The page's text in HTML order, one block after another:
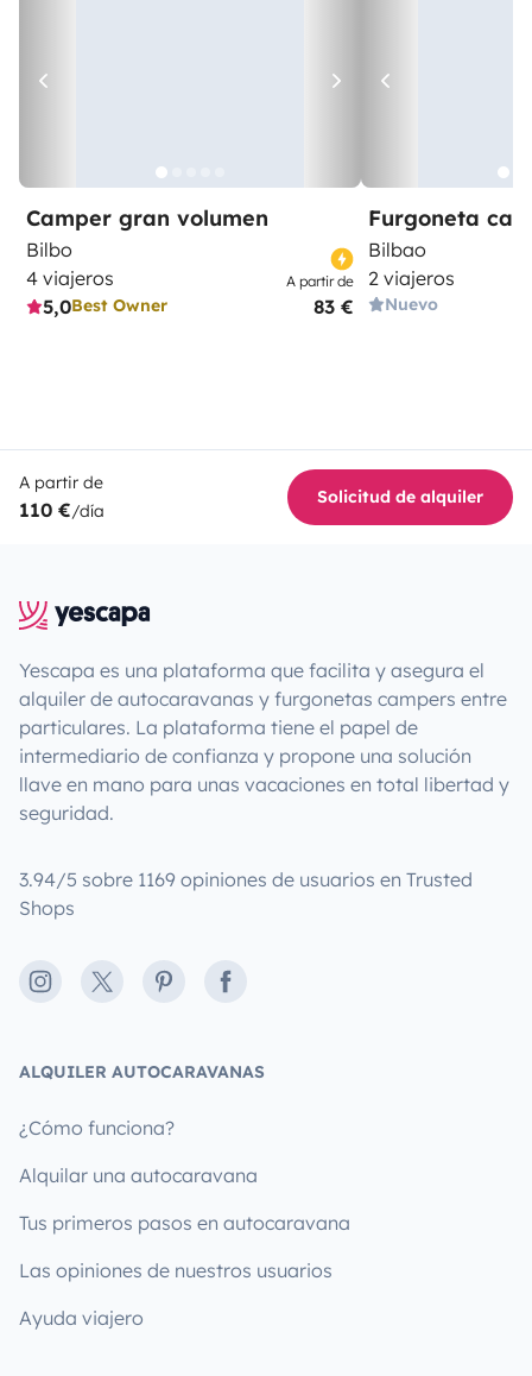
Camper gran volumen
Bilbo
4 viajeros
5,0Best Owner
A partir de
83 €
Furgoneta
Bilbao
2 viajeros
Nuevo
A partir de
110 €/día
Solicitud de alquiler
Yescapa es una plataforma que facilita y asegura el
alquiler de autocaravanas y furgonetas campers entre
particulares. La plataforma tiene el papel de
intermediario de confianza y propone una solución
llave en mano para unas vacaciones en total libertad y
seguridad.
3.94/5 sobre 1169 opiniones de usuarios en Trusted
Shops
Instagram
X PinterestFacebook
ALQUILER AUTOCARAVANAS
¿Cómo funciona?
Alquilar una autocaravana
Tus primeros pasos en autocaravana
Las opiniones de nuestros usuarios
Ayuda viajero